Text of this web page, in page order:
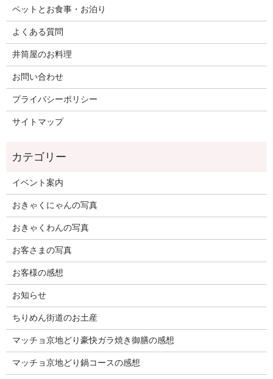
ペットとお食事・お泊り
よくある質問
井筒屋のお料理
お問い合わせ
プライバシーポリシー
サイトマップ
イベント案内
おきゃくにゃんの写真
おきゃくわんの写真
お客さまの写真
お客様の感想
お知らせ
ちりめん街道のお土産
マッチョ京地どり豪快ガラ焼き御膳の感想
マッチョ京地どり鍋コースの感想